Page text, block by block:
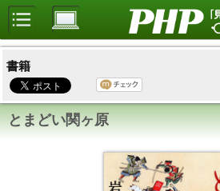
書籍
とまどい関ヶ原